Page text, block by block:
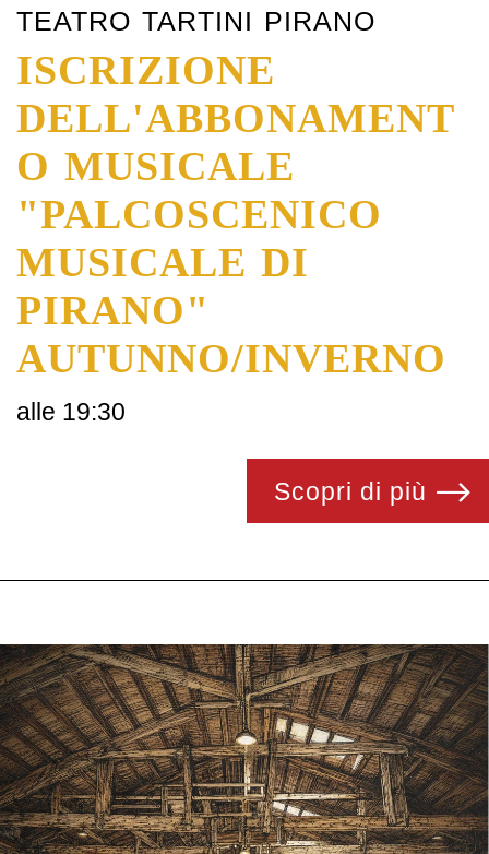
TEATRO TARTINI PIRANO
ISCRIZIONE
DELL'ABBONAMENT
O MUSICALE
"PALCOSCENICO
MUSICALE DI
PIRANO"
AUTUNNO/INVERNO
alle 19:30
Scopri di più